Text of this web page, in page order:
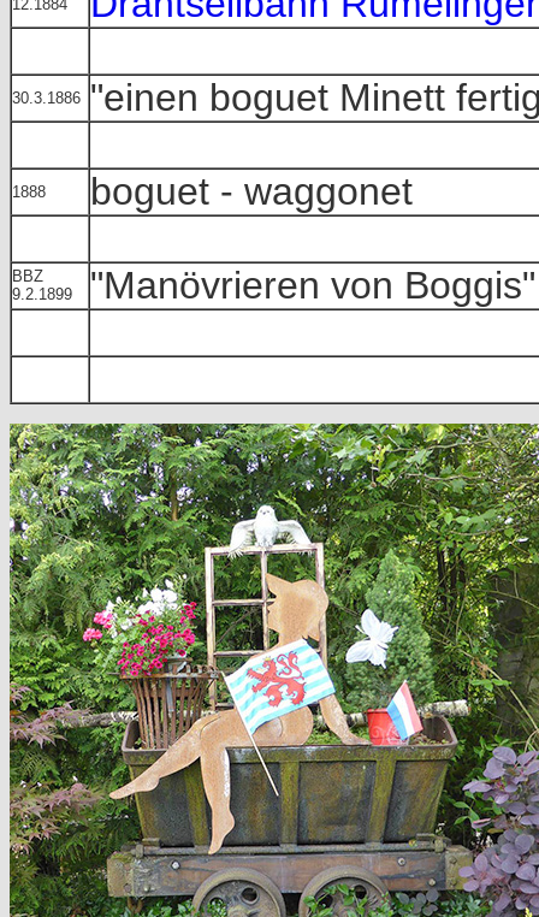
12.1884
30.3.1886 "einen boguet Minett
1888 boguet - waggonet
BBZ
9.2.1899
"Manövrieren von Boggis"